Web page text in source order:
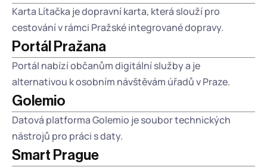
Karta Lítačka je dopravní karta, která slouží pro
cestování v rámci Pražské integrované dopravy.
Portál Pražana
Portál nabízí občanům digitální služby a je
alternativou k osobním návštěvám úřadů v Praze.
Golemio
Datová platforma Golemio je soubor technických
nástrojů pro práci s daty.
Smart Prague